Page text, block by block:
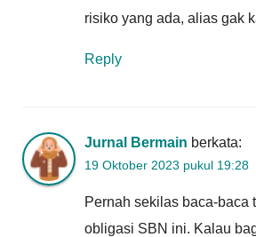
risiko yang ada, alias gak
Reply
Jurnal Bermain berkata:
19 Oktober 2023 pukul 19:28
Pernah sekilas baca-baca
obligasi SBN ini. Kalau